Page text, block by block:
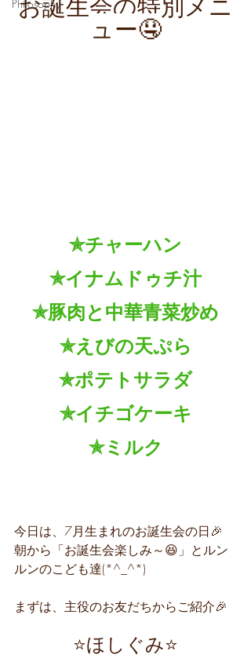
Philosophy
お誕生会の特別メニ
ュー🤤
✯チャーハン
✯イナムドゥチ汁
✯豚肉と中華青菜炒め
✯えびの天ぷら
✯ポテトサラダ
✯イチゴケーキ
✯ミルク
今日は、7月生まれのお誕生会の日🎉
朝から「お誕生会楽しみ～😆」とルン
ルンのこども達(*^_^*)
まずは、主役のお友だちからご紹介🎉
⭐ほしぐみ⭐